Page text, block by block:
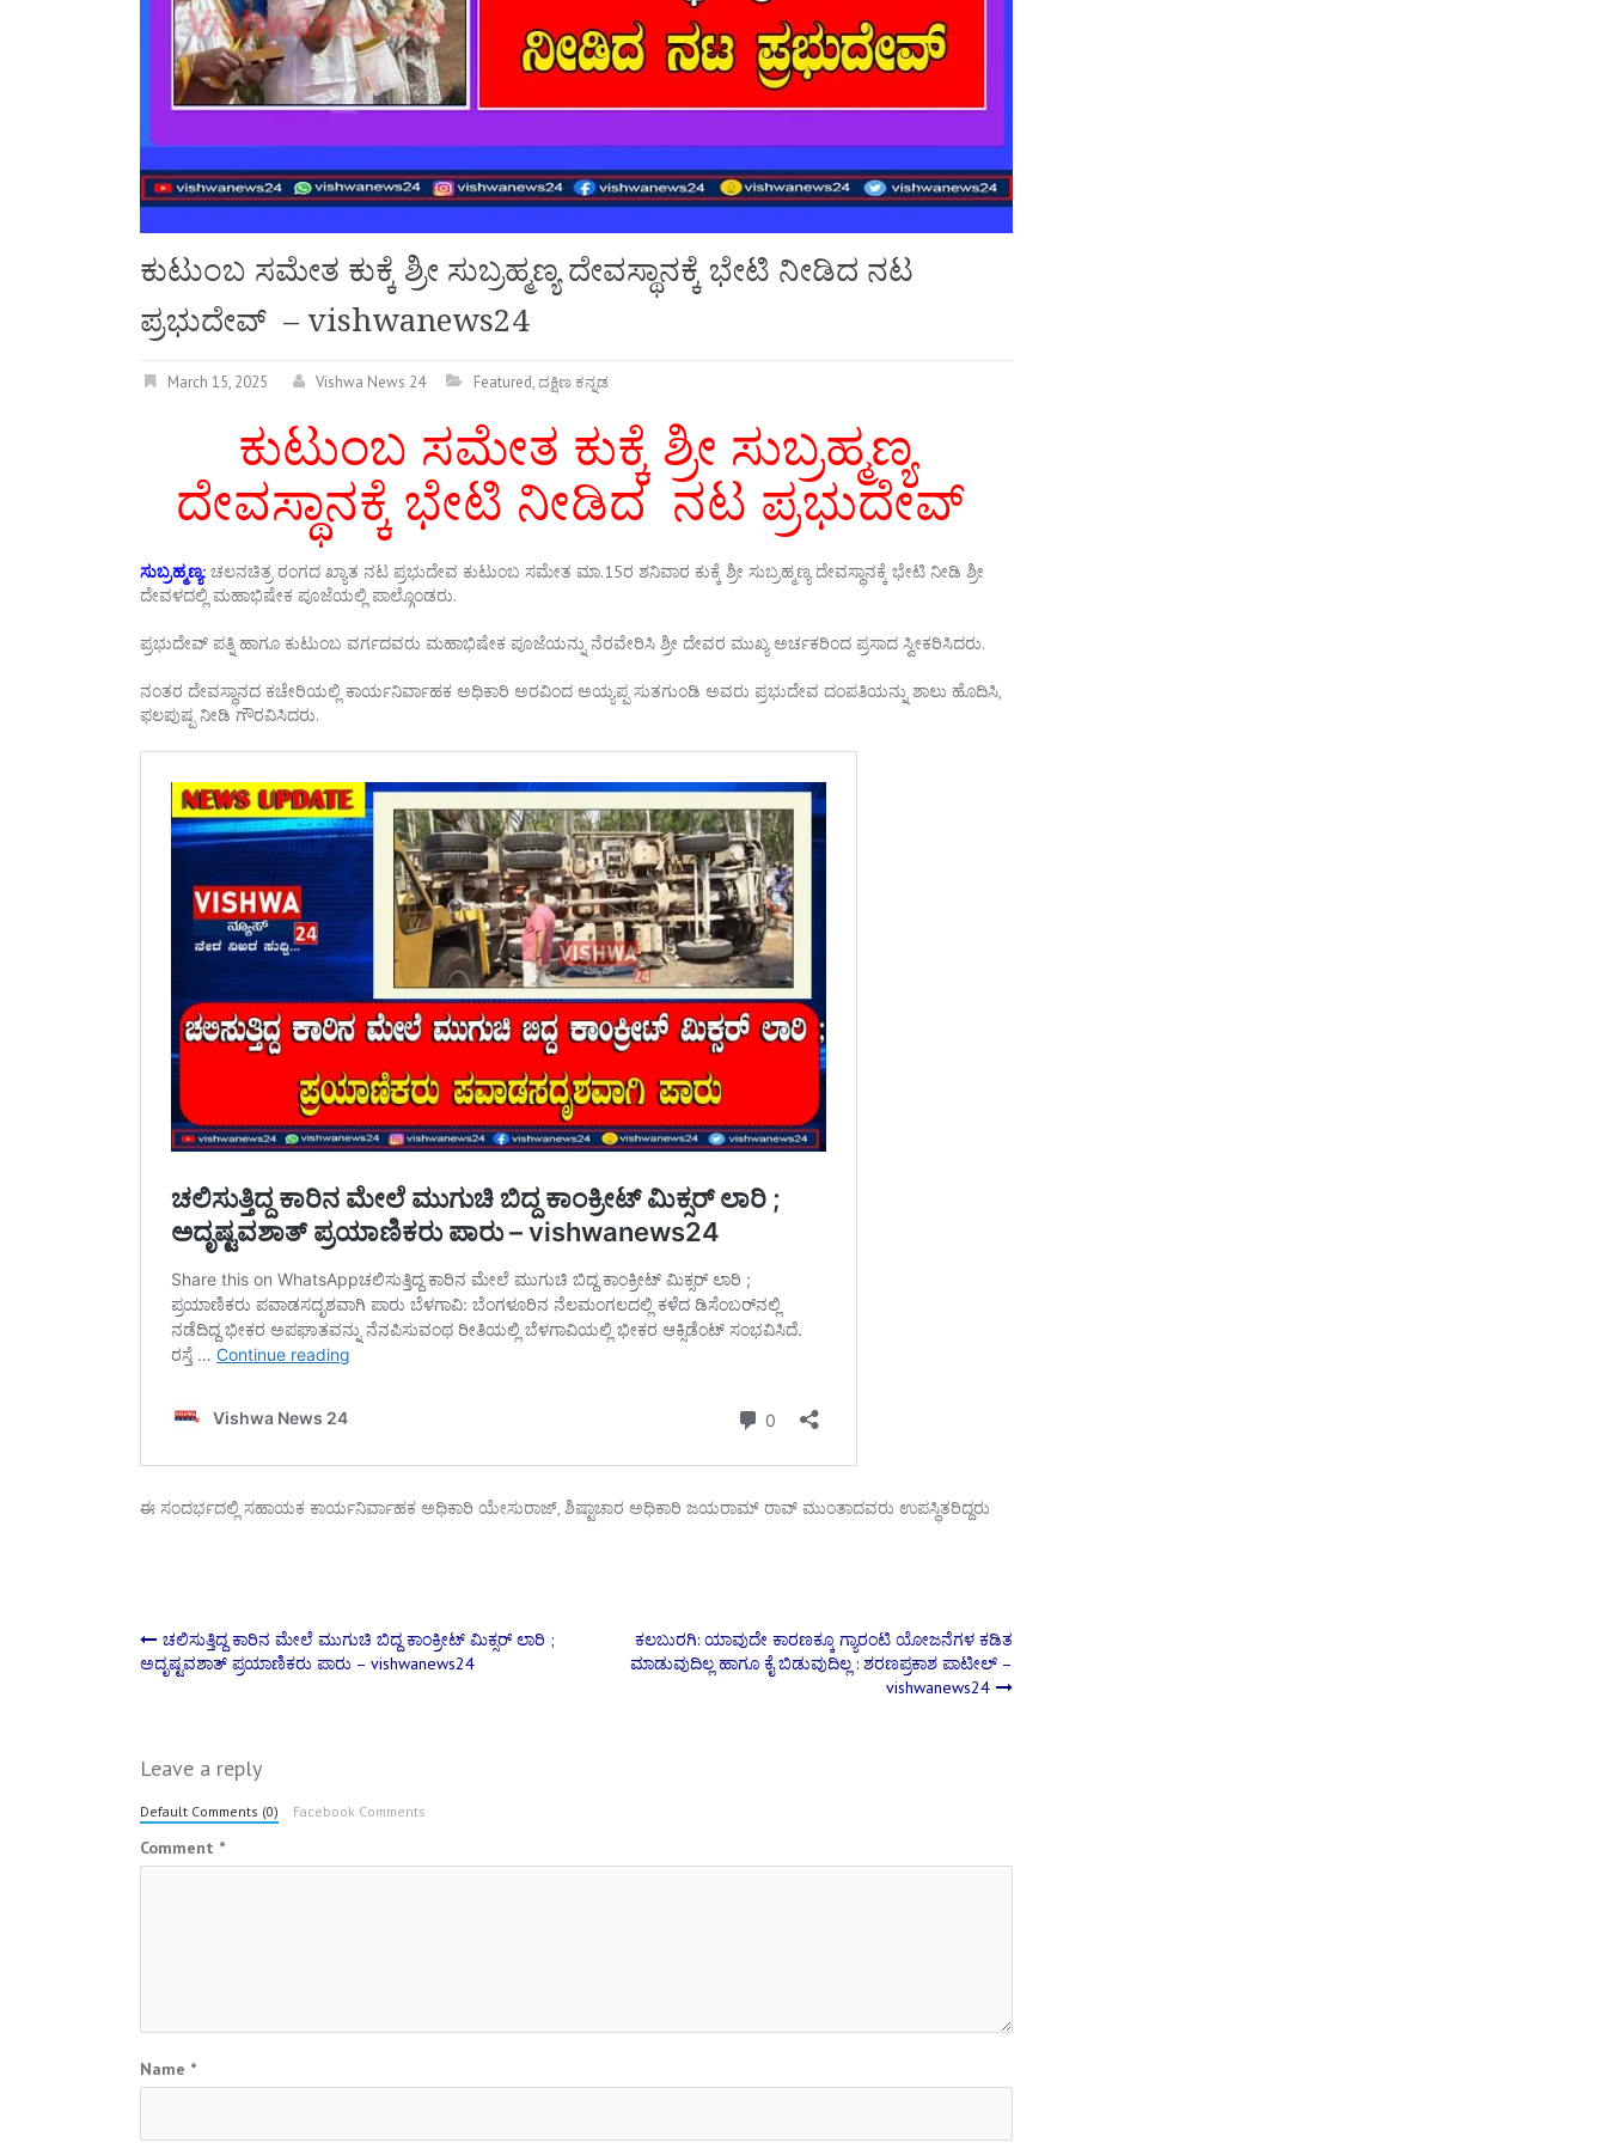
ಕುಟುಂಬ ಸಮೇತ ಕುಕ್ಕೆ ಶ್ರೀ ಸುಬ್ರಹ್ಮಣ್ಯ ದೇವಸ್ಥಾನಕ್ಕೆ ಭೇಟಿ ನೀಡಿದ ನಟ
ಪ್ರಭುದೇವ್ – vishwanews24
March 15, 2025 Vishwa News 24 Featured,ದಕ್ಷಿಣ ಕನ್ನಡ
ಕುಟುಂಬ ಸಮೇತ ಕುಕ್ಕೆ ಶ್ರೀ ಸುಬ್ರಹ್ಮಣ್ಯ
ದೇವಸ್ಥಾನಕ್ಕೆ ಭೇಟಿ ನೀಡಿದ ನಟ ಪ್ರಭುದೇವ್
ಸುಬ್ರಹ್ಮಣ್ಯ: ಚಲನಚಿತ್ರ ರಂಗದ ಖ್ಯಾತ ನಟ ಪ್ರಭುದೇವ ಕುಟುಂಬ ಸಮೇತ ಮಾ.15ರ ಶನಿವಾರ ಕುಕ್ಕೆ ಶ್ರೀ ಸುಬ್ರಹ್ಮಣ್ಯ ದೇವಸ್ಥಾನಕ್ಕೆ ಭೇಟಿ ನೀಡಿ ಶ್ರೀ
ದೇವಳದಲ್ಲಿ ಮಹಾಭಿಷೇಕ ಪೂಜೆಯಲ್ಲಿ ಪಾಲ್ಗೊಂಡರು.
ಪ್ರಭುದೇವ್ ಪತ್ನಿ ಹಾಗೂ ಕುಟುಂಬ ವರ್ಗದವರು ಮಹಾಭಿಷೇಕ ಪೂಜೆಯನ್ನು ನೆರವೇರಿಸಿ ಶ್ರೀ ದೇವರ ಮುಖ್ಯ ಅರ್ಚಕರಿಂದ ಪ್ರಸಾದ ಸ್ವೀಕರಿಸಿದರು.
ನಂತರ ದೇವಸ್ಥಾನದ ಕಚೇರಿಯಲ್ಲಿ ಕಾರ್ಯನಿರ್ವಾಹಕ ಅಧಿಕಾರಿ ಅರವಿಂದ ಅಯ್ಯಪ್ಪ ಸುತಗುಂಡಿ ಅವರು ಪ್ರಭುದೇವ ದಂಪತಿಯನ್ನು ಶಾಲು ಹೊದಿಸಿ,
ಫಲಪುಷ್ಪ ನೀಡಿ ಗೌರವಿಸಿದರು.
ಈ ಸಂದರ್ಭದಲ್ಲಿ ಸಹಾಯಕ ಕಾರ್ಯನಿರ್ವಾಹಕ ಅಧಿಕಾರಿ ಯೇಸುರಾಜ್, ಶಿಷ್ಟಾಚಾರ ಅಧಿಕಾರಿ ಜಯರಾಮ್ ರಾವ್ ಮುಂತಾದವರು ಉಪಸ್ಥಿತರಿದ್ದರು
Post
ಚಲಿಸುತ್ತಿದ್ದ ಕಾರಿನ ಮೇಲೆ ಮುಗುಚಿ ಬಿದ್ದ ಕಾಂಕ್ರೀಟ್ ಮಿಕ್ಸರ್ ಲಾರಿ ;
ಅದೃಷ್ಟವಶಾತ್ ಪ್ರಯಾಣಿಕರು ಪಾರು – vishwanews24
ಕಲಬುರಗಿ: ಯಾವುದೇ ಕಾರಣಕ್ಕೂ ಗ್ಯಾರಂಟಿ ಯೋಜನೆಗಳ ಕಡಿತ
ಮಾಡುವುದಿಲ್ಲ ಹಾಗೂ ಕೈ ಬಿಡುವುದಿಲ್ಲ : ಶರಣಪ್ರಕಾಶ ಪಾಟೀಲ್ –
vishwanews24
Leave a reply
Default Comments (0) Facebook Comments
Comment *
Name *